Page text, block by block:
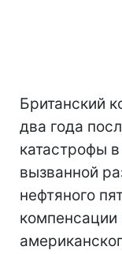
Британский
два года
катастрофы
вызванной
нефтяного
компенсации